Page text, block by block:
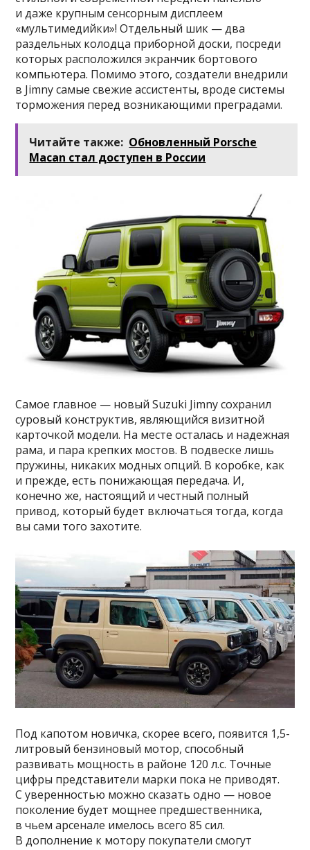
и даже крупным сенсорным дисплеем
«мультимедийки»! Отдельный шик — два
раздельных колодца приборной доски, посреди
которых расположился экранчик бортового
компьютера. Помимо этого, создатели внедрили
в Jimny самые свежие ассистенты, вроде системы
торможения перед возникающими преградами.
Читайте также: Обновленный Porsche
Macan стал доступен в России
Самое главное — новый Suzuki Jimny сохранил
суровый конструктив, являющийся визитной
карточкой модели. На месте осталась и надежная
рама, и пара крепких мостов. В подвеске лишь
пружины, никаких модных опций. В коробке, как
и прежде, есть понижающая передача. И,
конечно же, настоящий и честный полный
привод, который будет включаться тогда, когда
вы сами того захотите.
Под капотом новичка, скорее всего, появится 1,5-
литровый бензиновый мотор, способный
развивать мощность в районе 120 л.с. Точные
цифры представители марки пока не приводят.
С уверенностью можно сказать одно — новое
поколение будет мощнее предшественника,
в чьем арсенале имелось всего 85 сил.
В дополнение к мотору покупатели смогут